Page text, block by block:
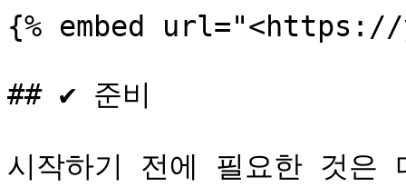
{% embed url="<https://
## ✔️ 준비
시작하기 전에 필요한 것은